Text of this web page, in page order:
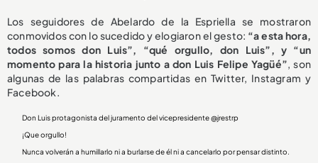
Los seguidores de Abelardo de la Espriella se mostraron
conmovidos con lo sucedido y elogiaron el gesto: “a esta hora,
todos somos don Luis”, “qué orgullo, don Luis”, y “un
momento para la historia junto a don Luis Felipe Yagüé”, son
algunas de las palabras compartidas en Twitter, Instagram y
Facebook.
Don Luis protagonista del juramento del vicepresidente@jrestrp
¡Que orgullo!
Nunca volverán a humillarlo ni a burlarse de él ni a cancelarlo por pensar distinto.